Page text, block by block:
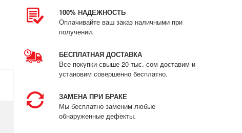
100% НАДЕЖНОСТЬ
Оплачивайте ваш заказ наличными при
получении.
БЕСПЛАТНАЯ ДОСТАВКА
Все покупки свыше 20 тыс. сом доставим и
установим совершенно бесплатно.
ЗАМЕНА ПРИ БРАКЕ
Мы бесплатно заменим любые
обнаруженные дефекты.